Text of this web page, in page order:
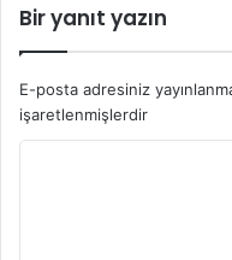
Bir yanıt yazın
E-posta adresiniz
işaretlenmişlerdir